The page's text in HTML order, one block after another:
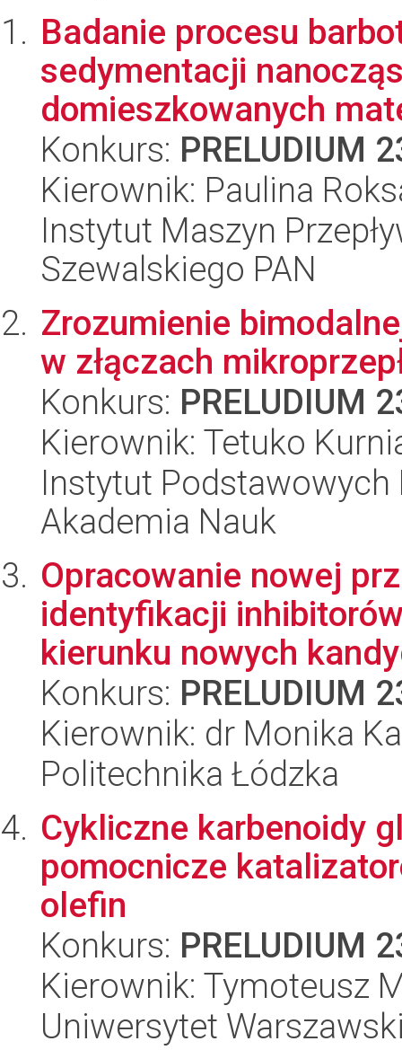
Badanie procesu
sedymentacji
domieszkowanych
Konkurs: PRELUDIUM
Kierownik: Paulina
Instytut Maszyn
Szewalskiego PAN
Zrozumienie
w złączach
Konkurs: PRELUDIUM
Kierownik: Tetuko
Instytut
Akademia Nauk
Opracowanie nowej
identyfikacji
kierunku nowych
Konkurs: PRELUDIUM
Kierownik: dr Monika
Politechnika Łódzka
Cykliczne karbenoidy
pomocnicze
olefin
Konkurs: PRELUDIUM
Kierownik: Tymoteusz
Uniwersytet